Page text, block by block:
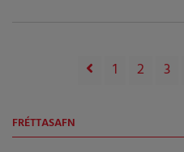
1 2 3
FRÉTTASAFN